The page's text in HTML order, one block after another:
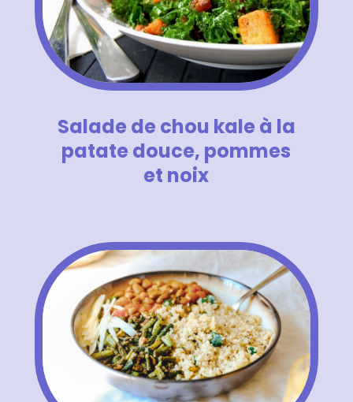
Salade de chou kale à la
patate douce, pommes
et noix